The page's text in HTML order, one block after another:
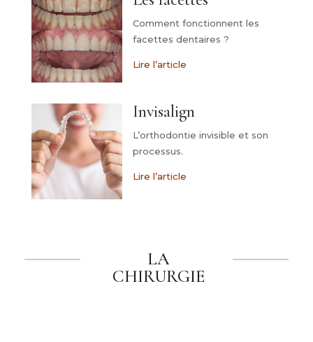
Comment fonctionnent les
facettes dentaires ?
Lire l’article
Invisalign
L’orthodontie invisible et son
processus.
Lire l’article
LA
CHIRURGIE